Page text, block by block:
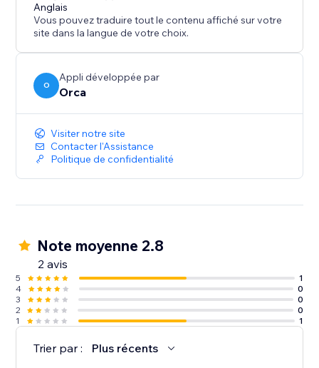
Anglais
Vous pouvez traduire tout le contenu affiché sur votre
site dans la langue de votre choix.
O
Appli développée par
Orca
Visiter notre site
Contacter l'Assistance
Politique de confidentialité
Note moyenne 2.8
2 avis
5
1
4
0
3
0
2
0
1
1
Trier par : Plus récents